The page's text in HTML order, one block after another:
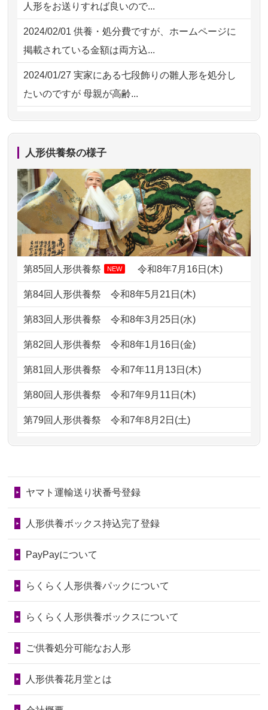
してくださ...
2026/07/15 子供の頃から可愛がってきた七段飾り
の雛人形で...
2026/07/15 お客様の声を読み、丁寧に供養してい
ただけそう...
2026/07/11思い出のある人形達を、ちゃんと供養
したく、花...
2026/07/10家から近かったので。
2026/07/08誰も住んでいない実家の片付けを始め
ました。 ...
2026/07/069年間自由が丘店を見守ってくれてあり
がとう。
2026/07/05しっかりとお人形たちの供養をしてい
ただけると...
2026/06/30長年大事にしてきた雛人形です、供養
るのが助か...
ました。お...
2026/06/28きちんと供養していただけると思った
ので、お願...
いたことが...
2026/06/28老後のことを考え体力のあるうちに身
2026/06/28人形たちに これまで本当にありがとう
天...
2026/06/24今は亡き両親が孫（私の子供）の初節
句に贈って...
人形をお送りすれば良いので...
2024/02/01 供養・処分費ですが、ホームページに
掲載されている金額は両方込...
2024/01/27 実家にある七段飾りの雛人形を処分し
たいのですが 母親が高齢...
2024/01/13剥製の供養・処分をお願いできます
ですが？
2024/01/13お雛様のセットを供養・処分したいの
ですが、お雛様とお内裏様だ...
2024/01/13供養申込みの後、供養祭までお人形は
どうなってるのですか？
2024/01/13会社のようですが、きちんと供養して
供養が終わったお人形以外はどうして
るのですか？
しょうか？
2024/01/04ガラスケースは外しても良いですか？
人形供養祭の様子
第85回人形供養祭 NEW 令和8年7月16日(木)
第84回人形供養祭令和8年5月21日(木)
第83回人形供養祭令和8年3月25日(水)
第82回人形供養祭令和8年1月16日(金)
第81回人形供養祭令和7年11月13日(木)
第80回人形供養祭令和7年9月11日(木)
第79回人形供養祭令和7年8月2日(土)
第78回人形供養祭令和7年6月20日(金)
第76回人形供養祭令和7年2月28日(金)
第75回人形供養祭令和7年1月17日(金)
第73回人形供養祭令和6年10月17日(木)
第71回人形供養祭令和6年8月1日(木)
第70回人形供養祭令和6年6月21日(金)
第68回人形供養祭令和6年3月22日(金)
ヤマト運輸送り状番号登録
人形供養ボックス持込完了登録
PayPayについて
らくらく人形供養パックについて
らくらく人形供養ボックスについて
ご供養処分可能なお人形
人形供養花月堂とは